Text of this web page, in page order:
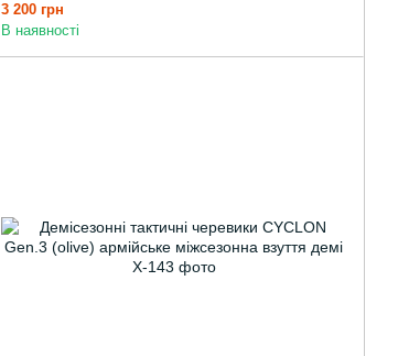
3 200 грн
В наявності